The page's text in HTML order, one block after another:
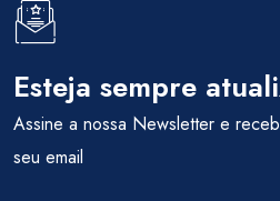
Esteja sempre
Assine a nossa Newsletter e
seu email